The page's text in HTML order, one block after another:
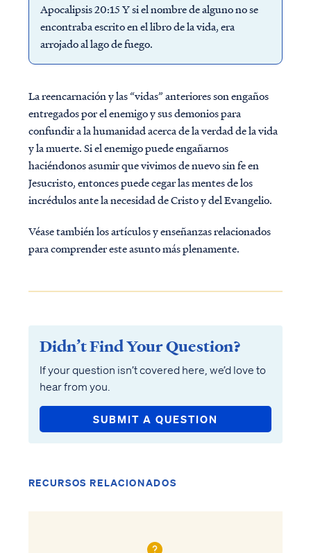
Apocalipsis 20:15 Y si el nombre de alguno no se
encontraba escrito en el libro de la vida, era
arrojado al lago de fuego.
La reencarnación y las “vidas” anteriores son engaños
entregados por el enemigo y sus demonios para
confundir a la humanidad acerca de la verdad de la vida
y la muerte. Si el enemigo puede engañarnos
haciéndonos asumir que vivimos de nuevo sin fe en
Jesucristo, entonces puede cegar las mentes de los
incrédulos ante la necesidad de Cristo y del Evangelio.
Véase también los artículos y enseñanzas relacionados
para comprender este asunto más plenamente.
Didn’t Find Your Question?
If your question isn’t covered here, we’d love to
hear from you.
SUBMIT A QUESTION
RECURSOS RELACIONADOS